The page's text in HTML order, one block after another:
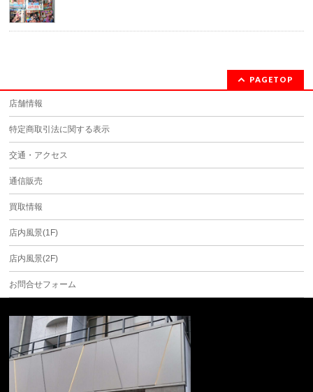
PAGETOP
店舗情報
特定商取引法に関する表示
交通・アクセス
通信販売
買取情報
店内風景(1F)
店内風景(2F)
お問合せフォーム